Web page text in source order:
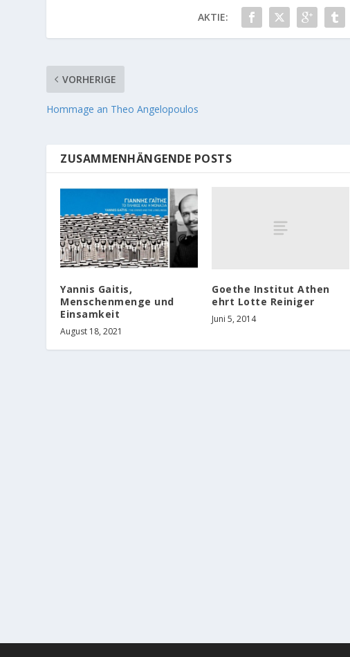
AKTIE:
VORHERIGE
Hommage an Theo Angelopoulos
ZUSAMMENHÄNGENDE POSTS
Yannis Gaitis,
Menschenmenge und
Einsamkeit
August 18, 2021
Goethe Institut Athen
ehrt Lotte Reiniger
Juni 5, 2014